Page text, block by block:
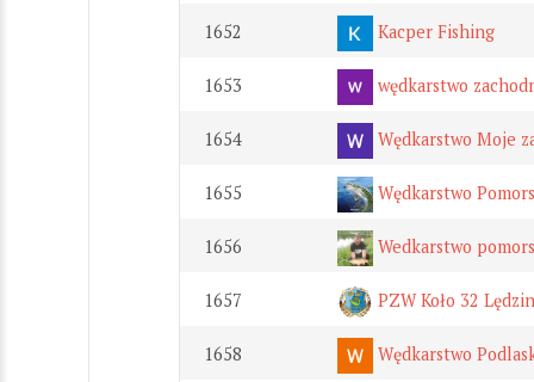
1652 Kacper Fishing
1653 wędkarstwo
1654 Wędkarstwo Moje
1655 Wędkarstwo
1656 Wedkarstwo
1657 PZW Koło 32
1658 Wędkarstwo